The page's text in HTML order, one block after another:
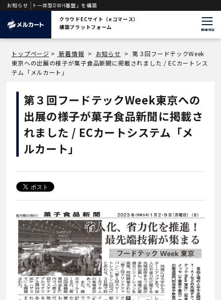
お知らせ
ジェント一体型DWH基盤」を構築
クラウドECサイト（eコマース）
構築プラットフォーム
menu
トップページ > 新着情報 > お知らせ > 第３回フードテックWeek
東京への出展の様子が菓子食品新聞に掲載されました / ECカートシス
テム「メルカート」
第３回フードテックWeek東京への
出展の様子が菓子食品新聞に掲載さ
れました / ECカートシステム「メ
ルカート」